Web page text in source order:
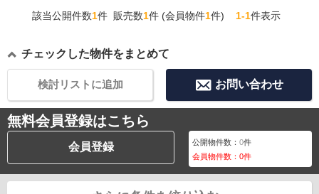
該当公開件数1件 販売数1件 (会員物件1件) 1-1件表示
チェックした物件をまとめて
お問い合わせ
検討リストに追加
無料会員登録はこちら
会員登録 公開物件数：0件
会員物件数：0件